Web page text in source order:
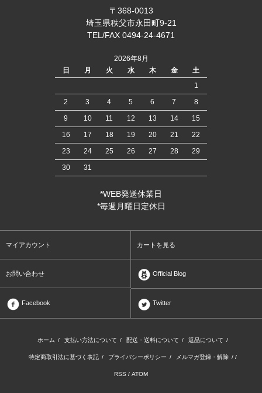
〒368-0013
埼玉県秩父市永田町9-21
TEL/FAX 0494-24-4671
2026年8月
日
月 火 水 木 金
土
1
2
3 4 5 6 7
8
9
10 11 12 13 14
15
16
17 18 19 20 21
22
23
24 25 26 27 28
29
30
31
*WEB発送休業日
*毎週月曜日定休日
マイアカウント カートを見る
お問い合わせ Official Blog
Facebook Twitter
ホーム / 支払い方法について / 配送・送料について / 返品について /
特定商取引法に基づく表記 / プライバシーポリシー / メルマガ登録・解除 / /
RSS / ATOM